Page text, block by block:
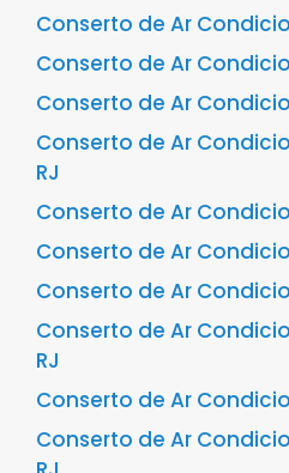
Conserto de Ar
Conserto de Ar
Conserto de Ar
Conserto de Ar
RJ
Conserto de Ar
Conserto de Ar
Conserto de Ar
Conserto de Ar
RJ
Conserto de Ar
Conserto de Ar